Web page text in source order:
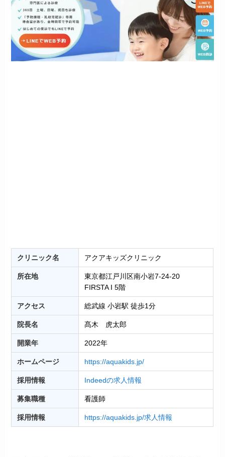
クリニック名 アクアキッズクリニック
所在地
東京都江戸川区南小岩7-24-20
FIRSTA I 5階
アクセス 総武線 小岩駅 徒歩1分
院長名 髙木 虎太郎
開業年 2022年
ホームページ https://aquakids.jp/
採用情報 Indeedの求人情報
募集職種 看護師
採用情報 https://aquakids.jp/求人情報